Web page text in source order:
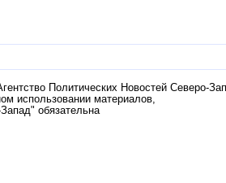
Политических Новостей Северо-
использовании материалов,
обязательна